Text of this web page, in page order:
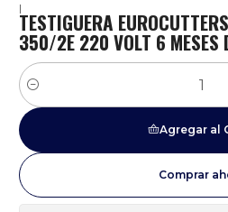
|
TESTIGUERA
350/2E 220 VOLT 6 MESES
Cantidad
Agregar al
Comprar